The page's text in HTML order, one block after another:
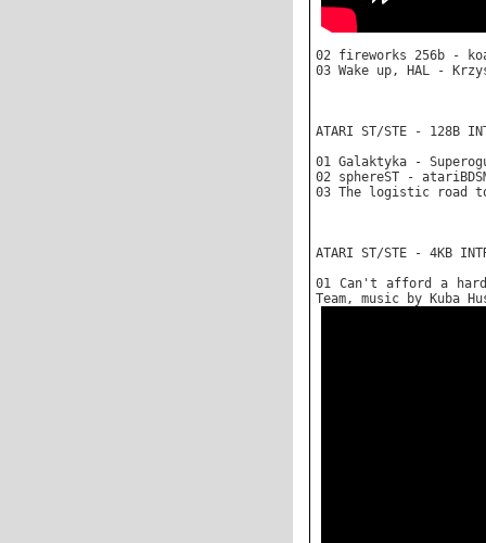
02 fireworks 256b -
03 Wake up, HAL -
ATARI ST/STE - 128B
01 Galaktyka -
02 sphereST -
03 The logistic road
ATARI ST/STE - 4KB
01 Can't afford a
Team, music by Kuba